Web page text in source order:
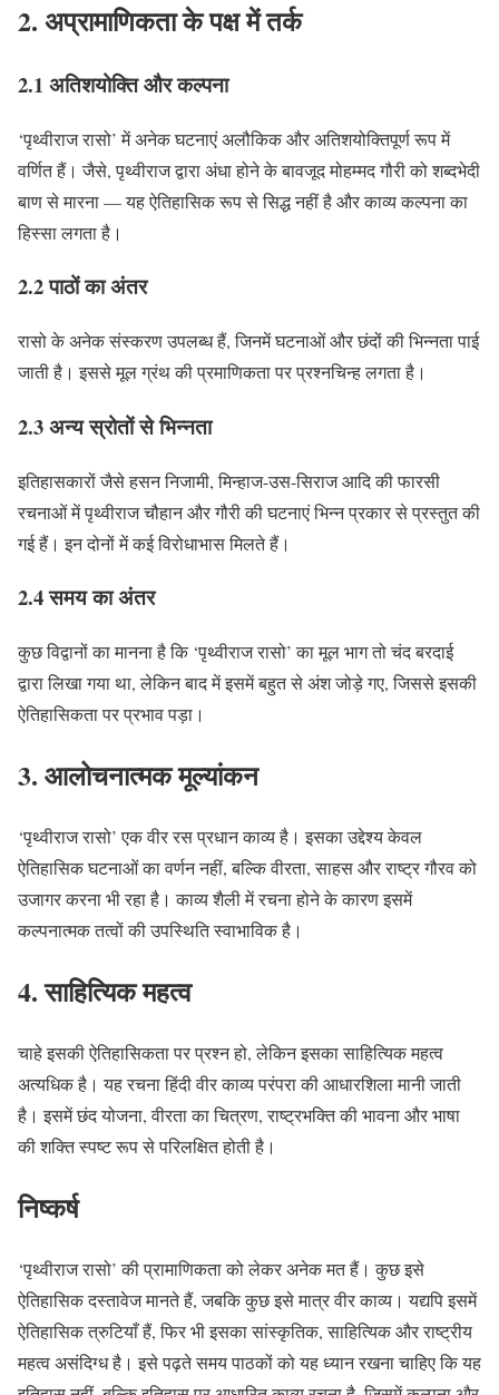
2. अप्रामाणिकता के पक्ष में तर्क
2.1 अतिशयोक्ति और कल्पना
‘पृथ्वीराज रासो’ में अनेक घटनाएं अलौकिक और अतिशयोक्तिपूर्ण रूप में
वर्णित हैं। जैसे, पृथ्वीराज द्वारा अंधा होने के बावजूद मोहम्मद गौरी को शब्दभेदी
बाण से मारना — यह ऐतिहासिक रूप से सिद्ध नहीं है और काव्य कल्पना का
हिस्सा लगता है।
2.2 पाठों का अंतर
रासो के अनेक संस्करण उपलब्ध हैं, जिनमें घटनाओं और छंदों की भिन्नता पाई
जाती है। इससे मूल ग्रंथ की प्रमाणिकता पर प्रश्नचिन्ह लगता है।
2.3 अन्य स्रोतों से भिन्नता
इतिहासकारों जैसे हसन निजामी, मिन्हाज-उस-सिराज आदि की फारसी
रचनाओं में पृथ्वीराज चौहान और गौरी की घटनाएं भिन्न प्रकार से प्रस्तुत की
गई हैं। इन दोनों में कई विरोधाभास मिलते हैं।
2.4 समय का अंतर
कुछ विद्वानों का मानना है कि ‘पृथ्वीराज रासो’ का मूल भाग तो चंद बरदाई
द्वारा लिखा गया था, लेकिन बाद में इसमें बहुत से अंश जोड़े गए, जिससे इसकी
ऐतिहासिकता पर प्रभाव पड़ा।
3. आलोचनात्मक मूल्यांकन
‘पृथ्वीराज रासो’ एक वीर रस प्रधान काव्य है। इसका उद्देश्य केवल
ऐतिहासिक घटनाओं का वर्णन नहीं, बल्कि वीरता, साहस और राष्ट्र गौरव को
उजागर करना भी रहा है। काव्य शैली में रचना होने के कारण इसमें
कल्पनात्मक तत्वों की उपस्थिति स्वाभाविक है।
4. साहित्यिक महत्व
चाहे इसकी ऐतिहासिकता पर प्रश्न हो, लेकिन इसका साहित्यिक महत्व
अत्यधिक है। यह रचना हिंदी वीर काव्य परंपरा की आधारशिला मानी जाती
है। इसमें छंद योजना, वीरता का चित्रण, राष्ट्रभक्ति की भावना और भाषा
की शक्ति स्पष्ट रूप से परिलक्षित होती है।
निष्कर्ष
‘पृथ्वीराज रासो’ की प्रामाणिकता को लेकर अनेक मत हैं। कुछ इसे
ऐतिहासिक दस्तावेज मानते हैं, जबकि कुछ इसे मात्र वीर काव्य। यद्यपि इसमें
ऐतिहासिक त्रुटियाँ हैं, फिर भी इसका सांस्कृतिक, साहित्यिक और राष्ट्रीय
महत्व असंदिग्ध है। इसे पढ़ते समय पाठकों को यह ध्यान रखना चाहिए कि यह